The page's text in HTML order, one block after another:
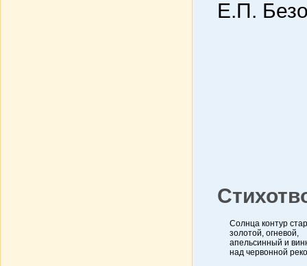
Е.П.
Солнца контур
золотой, огневой,
апельсинный и
над червонной